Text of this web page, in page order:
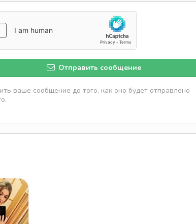
Отправить сообщение
ваше сообщение до того, как оно будет отправлено